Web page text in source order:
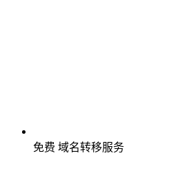
免费 域名转移服务